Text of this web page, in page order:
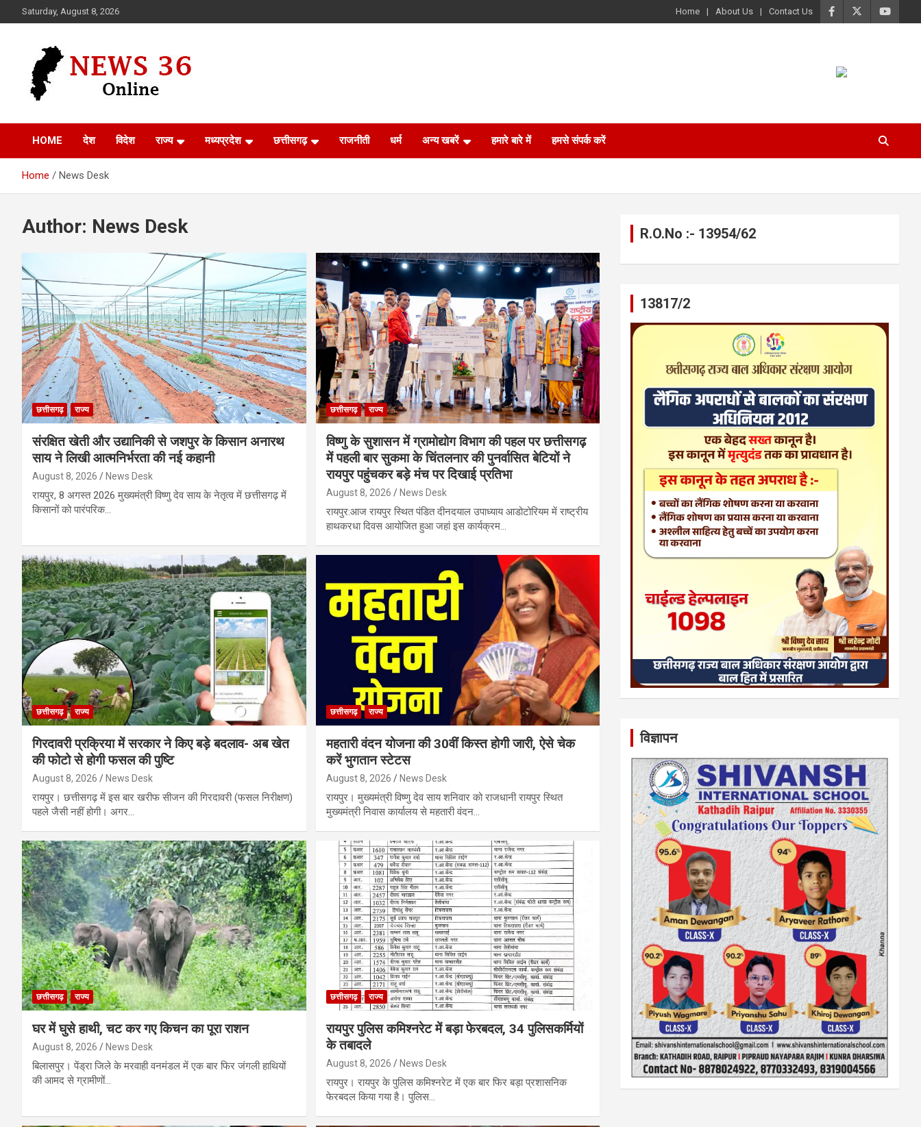
to
Saturday, August 8, 2026 Home About Us Contact Us
News 36
HOME देश विदेश राज्य मध्यप्रदेश छत्तीसगढ़ राजनीती धर्म अन्य खबरें हमारे बारे में हमसे संपर्क करें
Home News Desk
Author: News Desk
छत्तीसगढ़ राज्य
संरक्षित खेती और उद्यानिकी से जशपुर के किसान अनारथ
साय ने लिखी आत्मनिर्भरता की नई कहानी
August 8, 2026 News Desk
रायपुर, 8 अगस्त 2026 मुख्यमंत्री विष्णु देव साय के नेतृत्व में छत्तीसगढ़ में
किसानों को पारंपरिक…
छत्तीसगढ़ राज्य
विष्णु के सुशासन में ग्रामोद्योग विभाग की पहल पर छत्तीसगढ़
में पहली बार सुकमा के चिंतलनार की पुनर्वासित बेटियों ने
रायपुर पहुंचकर बड़े मंच पर दिखाई प्रतिभा
August 8, 2026 News Desk
रायपुर:आज रायपुर स्थित पंडित दीनदयाल उपाध्याय आडोटोरियम में राष्ट्रीय
हाथकरधा दिवस आयोजित हुआ जहां इस कार्यक्रम…
छत्तीसगढ़ राज्य
गिरदावरी प्रक्रिया में सरकार ने किए बड़े बदलाव- अब खेत
की फोटो से होगी फसल की पुष्टि
August 8, 2026 News Desk
रायपुर। छत्तीसगढ़ में इस बार खरीफ सीजन की गिरदावरी (फसल निरीक्षण)
पहले जैसी नहीं होगी। अगर…
छत्तीसगढ़ राज्य
महतारी वंदन योजना की 30वीं किस्त होगी जारी, ऐसे चेक
करें भुगतान स्टेटस
August 8, 2026 News Desk
रायपुर। मुख्यमंत्री विष्णु देव साय शनिवार को राजधानी रायपुर स्थित
मुख्यमंत्री निवास कार्यालय से महतारी वंदन…
छत्तीसगढ़ राज्य
घर में घुसे हाथी, चट कर गए किचन का पूरा राशन
August 8, 2026 News Desk
बिलासपुर। पेंड्रा जिले के मरवाही वनमंडल में एक बार फिर जंगली हाथियों
की आमद से ग्रामीणों…
छत्तीसगढ़ राज्य
रायपुर पुलिस कमिश्नरेट में बड़ा फेरबदल, 34 पुलिसकर्मियों
के तबादले
August 8, 2026 News Desk
रायपुर। रायपुर के पुलिस कमिश्नरेट में एक बार फिर बड़ा प्रशासनिक
फेरबदल किया गया है। पुलिस…
R.O.No :- 13954/62
13817/2
विज्ञापन